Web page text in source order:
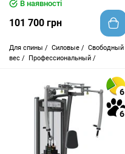
В наявності
101 700 грн
Для спины / Силовые / Свободный
вес /
Профессиональный /
6
6